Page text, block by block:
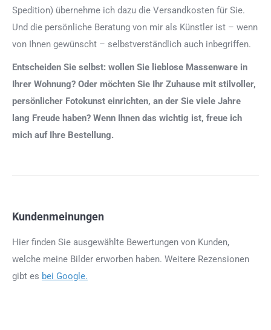
Spedition) übernehme ich dazu die Versandkosten für Sie.
Und die persönliche Beratung von mir als Künstler ist – wenn
von Ihnen gewünscht – selbstverständlich auch inbegriffen.
Entscheiden Sie selbst: wollen Sie lieblose Massenware in
Ihrer Wohnung? Oder möchten Sie Ihr Zuhause mit stilvoller,
persönlicher Fotokunst einrichten, an der Sie viele Jahre
lang Freude haben? Wenn Ihnen das wichtig ist, freue ich
mich auf Ihre Bestellung.
Kundenmeinungen
Hier finden Sie ausgewählte Bewertungen von Kunden,
welche meine Bilder erworben haben. Weitere Rezensionen
gibt es bei Google.